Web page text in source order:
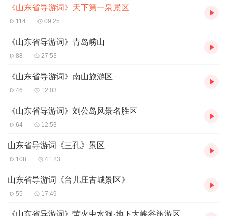
《山东省导游词》天下第一泉景区
114 09:25
《山东省导游词》青岛崂山
88 27:53
《山东省导游词》南山旅游区
46 12:03
《山东省导游词》刘公岛风景名胜区
64 12:53
山东省导游词《三孔》景区
108 41:23
山东省导游词《台儿庄古城景区》
55 17:49
《山东省导游词》萤火虫水洞·地下大峡谷旅游区